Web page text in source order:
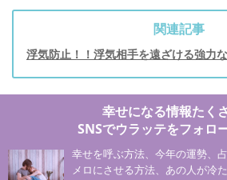
関連記事
浮気防止！！浮気相手を遠ざける強力
幸せになる情報たく
SNSでウラッテをフォロ
幸せを呼ぶ方法、今年の運勢、
メロにさせる方法、あの人が冷